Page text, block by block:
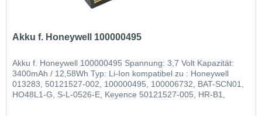
Akku f. Honeywell 100000495
Akku f. Honeywell 100000495 Spannung: 3,7 Volt Kapazität:
3400mAh / 12,58Wh Typ: Li-Ion kompatibel zu : Honeywell
013283, 50121527-002, 100000495, 100006732, BAT-SCN01,
HO48L1-G, S-L-0526-E, Keyence 50121527-005, HR-B1,